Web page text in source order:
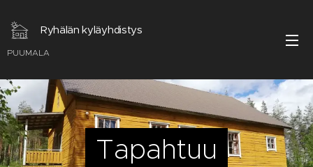
Ryhälän kyläyhdistys
PUUMALA
Tapahtuu